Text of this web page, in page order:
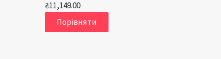
₴11,149.00
Порівняти